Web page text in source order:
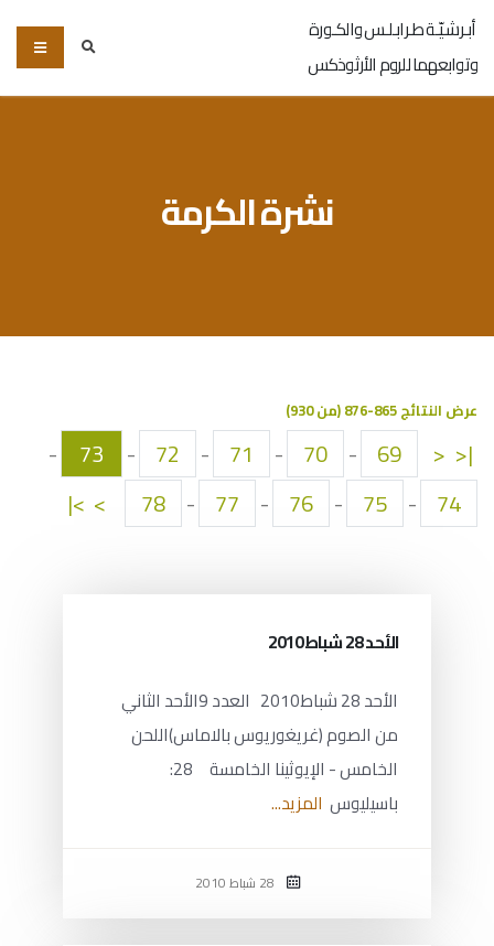
أبـرشـيّـة طـرابـلـس والكـورة
وتوابعهما للروم الأرثوذكس
نشرة الكرمة
عرض النتائج 865-876 (من 930)
|<
<
69
-
70
-
71
-
72
-
73
-
74
-
75
-
76
-
77
-
78
>
>|
الأحد 28 شباط2010
الأحد 28 شباط2010 العدد 9الأحد الثاني
من الصوم (غريغوريوس بالاماس)اللحن
الخامس - الإيوثينا الخامسة 28:
باسيليوس المزيد...